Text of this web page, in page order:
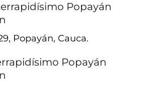
Popayán
Popayán, Cauca.
Popayán